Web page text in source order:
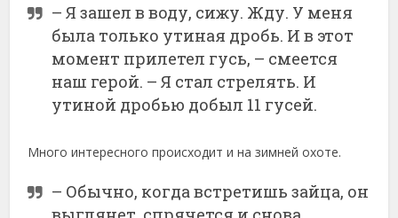
– Я зашел в воду, сижу. Жду. У меня
была только утиная дробь. И в этот
момент прилетел гусь, – смеется
наш герой. – Я стал стрелять. И
утиной дробью добыл 11 гусей.
Много интересного происходит и на зимней охоте.
– Обычно, когда встретишь зайца, он